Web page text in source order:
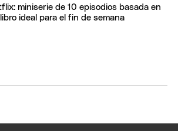
miniserie de 10 episodios basada en
ideal para el fin de semana